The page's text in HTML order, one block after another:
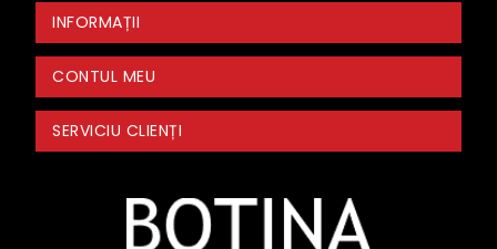
INFORMAȚII
CONTUL MEU
SERVICIU CLIENȚI